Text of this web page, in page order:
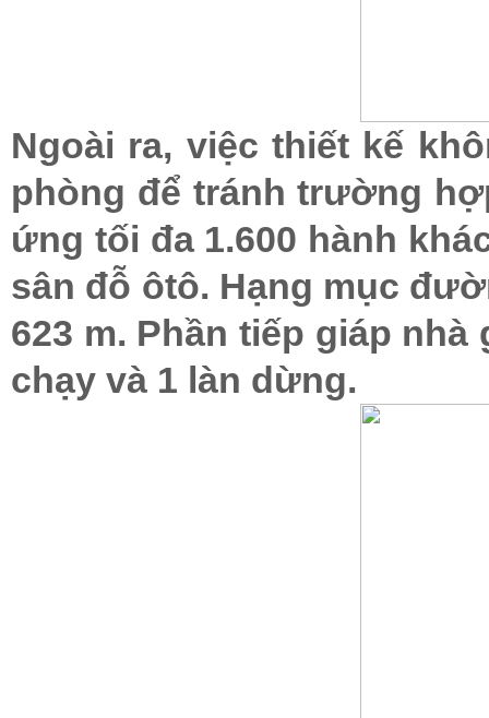
Ngoài ra, việc thiết kế
phòng để tránh trường
ứng tối đa 1.600 hành
sân đỗ ôtô. Hạng mục
623 m. Phần tiếp giáp nhà
chạy và 1 làn dừng.